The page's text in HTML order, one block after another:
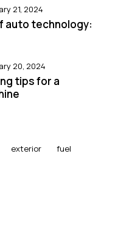
21, 2024
auto technology:
20, 2024
tips for a
exterior
fuel